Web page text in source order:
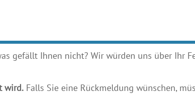
gefällt Ihnen nicht? Wir würden uns über Ihr
wird.Falls Sie eine Rückmeldung wünschen,